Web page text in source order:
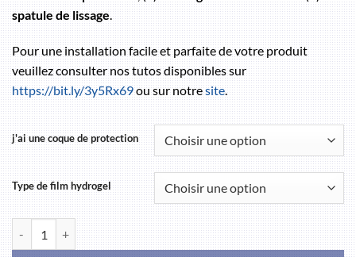
spatule de lissage.
Pour une installation facile et parfaite de votre produit
veuillez consulter nos tutos disponibles sur
https://bit.ly/3y5Rx69ou sur notresite.
j'ai une coque de protection
Type de film hydrogel
quantité de Nubia Z80 Ultra